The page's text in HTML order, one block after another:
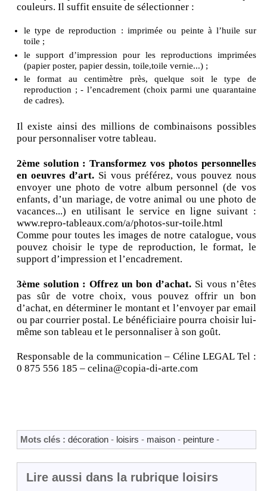
couleurs. Il suffit ensuite de sélectionner :
le type de reproduction : imprimée ou peinte à l’huile sur
toile ;
le support d’impression pour les reproductions imprimées
(papier poster, papier dessin, toile,toile vernie...) ;
le format au centimètre près, quelque soit le type de
reproduction ; - l’encadrement (choix parmi une quarantaine
de cadres).
Il existe ainsi des millions de combinaisons possibles
pour personnaliser votre tableau.
2ème solution : Transformez vos photos personnelles
en oeuvres d’art. Si vous préférez, vous pouvez nous
envoyer une photo de votre album personnel (de vos
enfants, d’un mariage, de votre animal ou une photo de
vacances...) en utilisant le service en ligne suivant :
www.repro-tableaux.com/a/photos-sur-toile.html
Comme pour toutes les images de notre catalogue, vous
pouvez choisir le type de reproduction, le format, le
support d’impression et l’encadrement.
3ème solution : Offrez un bon d’achat. Si vous n’êtes
pas sûr de votre choix, vous pouvez offrir un bon
d’achat, en déterminer le montant et l’envoyer par email
ou par courrier postal. Le bénéficiaire pourra choisir lui-
même son tableau et le personnaliser à son goût.
Responsable de la communication – Céline LEGAL Tel :
0 875 556 185 – celina@copia-di-arte.com
Mots clés : décoration - loisirs - maison - peinture -
Lire aussi dans la rubrique loisirs